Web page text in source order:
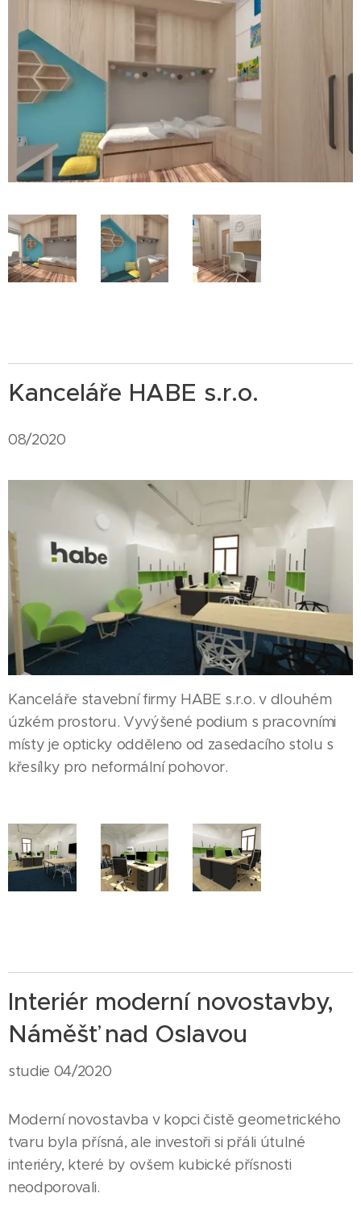
Kanceláře HABE s.r.o.
08/2020
Kanceláře stavební firmy HABE s.r.o. v dlouhém
úzkém prostoru. Vyvýšené podium s pracovními
místy je opticky odděleno od zasedacího stolu s
křesílky pro neformální pohovor.
Interiér moderní novostavby,
Náměšť nad Oslavou
studie 04/2020
Moderní novostavba v kopci čistě geometrického
tvaru byla přísná, ale investoři si přáli útulné
interiéry, které by ovšem kubické přísnosti
neodporovali.